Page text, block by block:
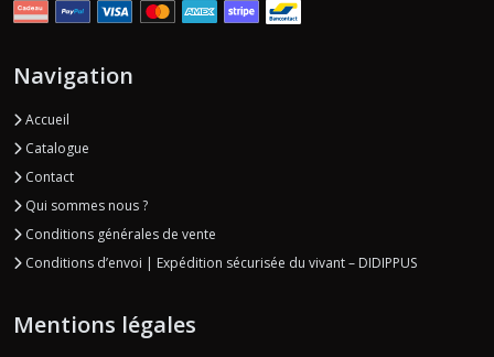
Navigation
Accueil
Catalogue
Contact
Qui sommes nous ?
Conditions générales de vente
Conditions d’envoi | Expédition sécurisée du vivant – DIDIPPUS
Mentions légales